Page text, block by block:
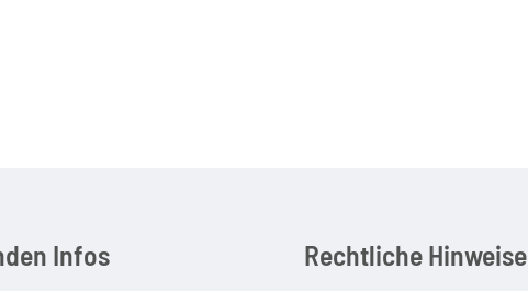
Infos Rechtliche Hinweise